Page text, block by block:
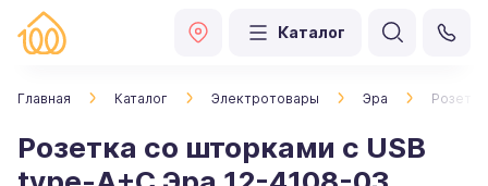
Каталог
Главная Каталог Электротовары Эра
Розетка со шторками с USB